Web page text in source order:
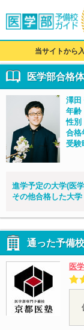
当サイトから
医学部合格
澤田
年齢
性別
合格
受験
進学予定の大学(医学
その他合格した大学
通った予備
医